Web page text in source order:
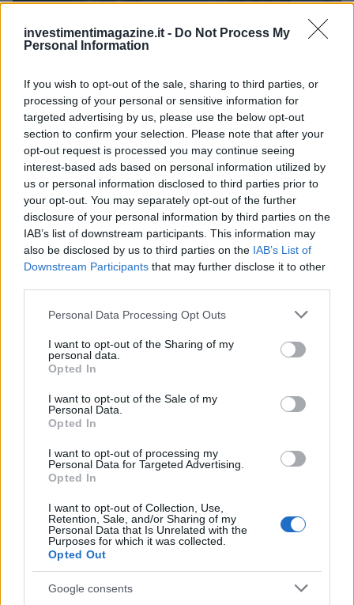
investimentimagazine.it - Do Not Process My
Personal Information
If you wish to opt-out of the sale, sharing to third parties, or
processing of your personal or sensitive information for
targeted advertising by us, please use the below opt-out
section to confirm your selection. Please note that after your
opt-out request is processed you may continue seeing
interest-based ads based on personal information utilized by
us or personal information disclosed to third parties prior to
your opt-out. You may separately opt-out of the further
disclosure of your personal information by third parties on the
IAB’s list of downstream participants. This information may
also be disclosed by us to third parties on the IAB’s List of
Downstream Participants that may further disclose it to other
Please note that this website/app uses one or more Google
not limited to your visit or usage behaviour. You may click to
grant or deny consent to Google and its third-party tags to
use your data for below specified purposes in below Google
consent section.
Personal Data Processing Opt Outs
I want to opt-out of the Sharing of my
personal data.
Opted In
I want to opt-out of the Sale of my
Personal Data.
Opted In
I want to opt-out of processing my
Personal Data for Targeted Advertising.
Opted In
I want to opt-out of Collection, Use,
Retention, Sale, and/or Sharing of my
Personal Data that Is Unrelated with the
Purposes for which it was collected.
Opted Out
Google consents
Dolomiti Energia: utile semestrale a 100 milioni e investimenti
record nelle rinnovabili
Edoardo Vitali · 7 Ago 2026
Analisi dettagliata delle stime finanziarie e dei risultati di Enel
nel 2026
Edoardo Vitali · 6 Ago 2026
Nome Prezzo
Gold (Terra